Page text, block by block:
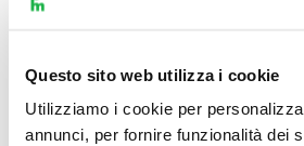
Questo sito web utilizza i cookie
Utilizziamo i cookie per
annunci, per fornire funzionalità dei
E’ musica che non esplora aree
Lui è duttile, fantasioso, brillante
razionale, positivo. E’ richiesto come
concorsi nazionali e internazionali, dal